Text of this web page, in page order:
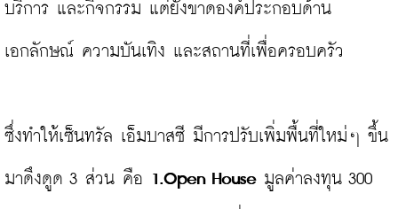
บริการ และกิจกรรม แต่ยังขาดองค์ประกอบด้าน
เอกลักษณ์ ความบันเทิง และสถานที่เพื่อครอบครัว
ซึ่งทำให้เซ็นทรัล เอ็มบาสซี มีการปรับเพิ่มพื้นที่ใหม่ๆ ขึ้น
มาดึงดูด 3 ส่วน คือ 1.Open House มูลค่าลงทุน 300